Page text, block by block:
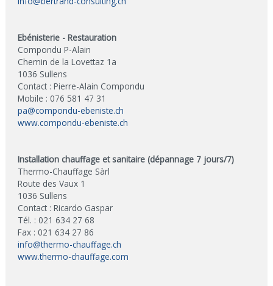
Ebénisterie - Restauration
Compondu P-Alain
Chemin de la Lovettaz 1a
1036 Sullens
Contact : Pierre-Alain Compondu
Mobile : 076 581 47 31
pa@compondu-ebeniste.ch
www.compondu-ebeniste.ch
Installation chauffage et sanitaire (dépannage 7 jours/7)
Thermo-Chauffage Sàrl
Route des Vaux 1
1036 Sullens
Contact : Ricardo Gaspar
Tél. : 021 634 27 68
Fax : 021 634 27 86
info@thermo-chauffage.ch
www.thermo-chauffage.com